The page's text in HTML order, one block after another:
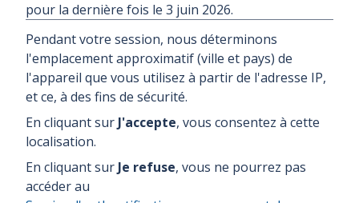
pour la dernière fois le 3 juin 2026.
Pendant votre session, nous déterminons
l'emplacement approximatif (ville et pays) de
l'appareil que vous utilisez à partir de l'adresse IP,
et ce, à des fins de sécurité.
En cliquant sur J'accepte, vous consentez à cette
localisation.
En cliquant sur Je refuse, vous ne pourrez pas
accéder au
Du lundi au vendredi
De 8 h à 18 h
1 877 644-4545
1 800 361-9596 (numéro ATS pour malentendants)
Politique de confidentialité